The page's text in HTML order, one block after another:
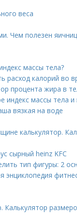
веса
Чем полезен
массы тела?
расход калорий во
процента жира в
индекс массы тела и
вязкая на воде
калькулятор.
сырный heinz KFC
тип фигуры: 2
энциклопедия
Калькулятор